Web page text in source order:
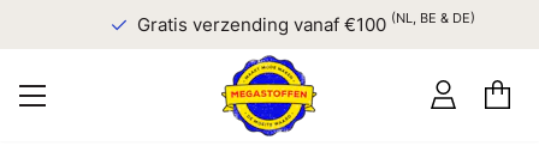
Gratis verzending vanaf €100(NL, BE & DE)